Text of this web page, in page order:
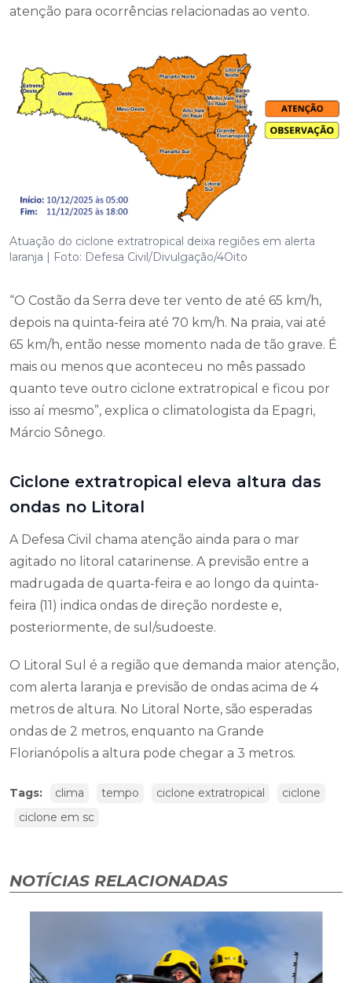
atenção para ocorrências relacionadas ao vento.
Atuação do ciclone extratropical deixa regiões em alerta
laranja | Foto: Defesa Civil/Divulgação/4Oito
“O Costão da Serra deve ter vento de até 65 km/h,
depois na quinta-feira até 70 km/h. Na praia, vai até
65 km/h, então nesse momento nada de tão grave. É
mais ou menos que aconteceu no mês passado
quanto teve outro ciclone extratropical e ficou por
isso aí mesmo”, explica o climatologista da Epagri,
Márcio Sônego.
Ciclone extratropical eleva altura das
ondas no Litoral
A Defesa Civil chama atenção ainda para o mar
agitado no litoral catarinense. A previsão entre a
madrugada de quarta-feira e ao longo da quinta-
feira (11) indica ondas de direção nordeste e,
posteriormente, de sul/sudoeste.
O Litoral Sul é a região que demanda maior atenção,
com alerta laranja e previsão de ondas acima de 4
metros de altura. No Litoral Norte, são esperadas
ondas de 2 metros, enquanto na Grande
Florianópolis a altura pode chegar a 3 metros.
Tags: clima tempo ciclone extratropical
ciclone
ciclone em sc
NOTÍCIAS RELACIONADAS